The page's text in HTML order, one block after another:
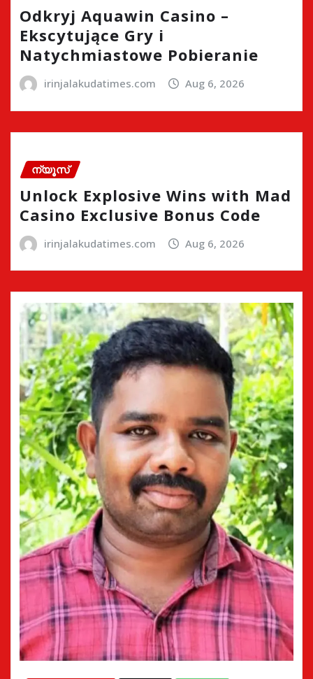
Odkryj Aquawin Casino –
Ekscytujące Gry i
Natychmiastowe Pobieranie
irinjalakudatimes.com Aug 6, 2026
ന്യൂസ്
Unlock Explosive Wins with Mad
Casino Exclusive Bonus Code
irinjalakudatimes.com Aug 6, 2026